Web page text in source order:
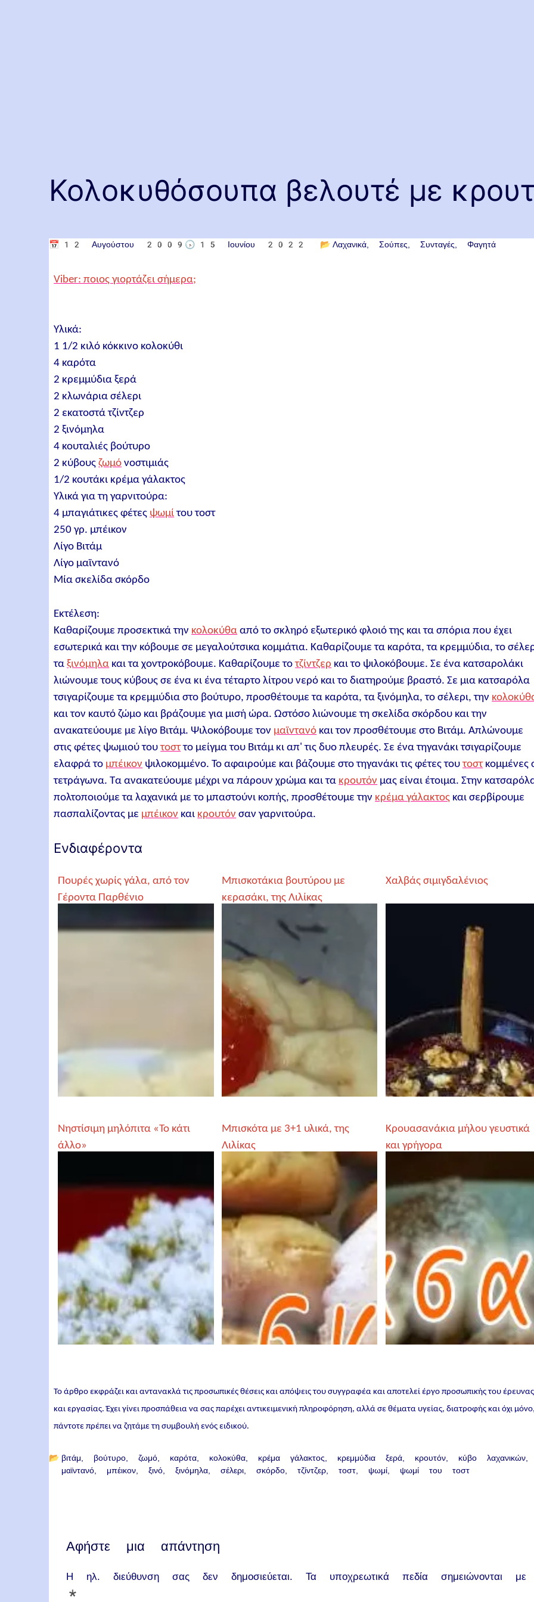
Κολοκυθόσουπα βελουτέ με
📅 12 Αυγούστου 2009 🕟 15 Ιουνίου 2022 📂 Λαχανικά Σούπες Συνταγές Φαγητά
Viber: ποιος γιορτάζει σήμερα;
Υλικά:
1 1/2 κιλό κόκκινο κολοκύθι
4 καρότα
2 κρεμμύδια ξερά
2 κλωνάρια σέλερι
2 εκατοστά τζίντζερ
2 ξινόμηλα
4 κουταλιές βούτυρο
2 κύβουςζωμό νοστιμιάς
1/2 κουτάκι κρέμα γάλακτος
Υλικά για τη γαρνιτούρα:
4 μπαγιάτικες φέτες ψωμίτου τοστ
250 γρ. μπέικον
Λίγο Βιτάμ
Λίγο μαϊντανό
Μία σκελίδα σκόρδο
Εκτέλεση:
Καθαρίζουμε προσεκτικά την κολοκύθα από το σκληρό εξωτερικό φλοιό της και τα σπόρια που έχει
εσωτερικά και την κόβουμε σε μεγαλούτσικα κομμάτια. Καθαρίζουμε τα καρότα, τα κρεμμύδια, το
ταξινόμηλα και τα χοντροκόβουμε. Καθαρίζουμε τοτζίντζερ και το ψιλοκόβουμε. Σε ένα κατσαρολάκι
λιώνουμε τους κύβους σε ένα κι ένα τέταρτο λίτρου νερό και το διατηρούμε βραστό. Σε μια κατσαρόλα
τσιγαρίζουμε τα κρεμμύδια στο βούτυρο, προσθέτουμε τα καρότα, τα ξινόμηλα, το σέλερι, την
και τον καυτό ζώμο και βράζουμε για μισή ώρα. Ωστόσο λιώνουμε τη σκελίδα σκόρδου και την
ανακατεύουμε με λίγο Βιτάμ. Ψιλοκόβουμε τον μαϊντανό και τον προσθέτουμε στο Βιτάμ. Απλώνουμε
στις φέτες ψωμιού τουτοσττο μείγμα του Βιτάμ κι απ' τις δυο πλευρές. Σε ένα τηγανάκι τσιγαρίζουμε
ελαφρά το μπέικον ψιλοκομμένο. Το αφαιρούμε και βάζουμε στο τηγανάκι τις φέτες τουτοστκομμένες
τετράγωνα. Τα ανακατεύουμε μέχρι να πάρουν χρώμα και τα κρουτόν μας είναι έτοιμα. Στην
πολτοποιούμε τα λαχανικά με το μπαστούνι κοπής, προσθέτουμε την κρέμα γάλακτος και σερβίρουμε
πασπαλίζοντας με μπέικον και κρουτόν σαν γαρνιτούρα.
Ενδιαφέροντα
Πουρές χωρίς γάλα, από τον
Γέροντα Παρθένιο
Μπισκοτάκια βουτύρου με
κερασάκι, της Λιλίκας
Χαλβάς σιμιγδαλένιος
Νηστίσιμη μηλόπιτα «Το κάτι
άλλο»
Μπισκότα με 3+1 υλικά, της
Λιλίκας
Κρουασανάκια μήλου γευστικά
και γρήγορα
Το άρθρο εκφράζει και αντανακλά τις προσωπικές θέσεις και απόψεις του συγγραφέα και αποτελεί έργο προσωπικής του έρευνας
και εργασίας. Έχει γίνει προσπάθεια να σας παρέχει αντικειμενική πληροφόρηση, αλλά σε θέματα υγείας, διατροφής και όχι
πάντοτε πρέπει να ζητάμε τη συμβουλή ενός ειδικού.
📂 βιτάμ βούτυρο ζωμό καρότα κολοκύθα κρέμα γάλακτος κρεμμύδια ξερά κρουτόν
κύβο λαχανικών
μαϊντανό
μπέικον ξινό ξινόμηλα σέλερι σκόρδο τζίντζερ τοστ ψωμί ψωμί του τοστ
Αφήστε μια απάντηση
Η ηλ. διεύθυνση σας δεν δημοσιεύεται.
Τα υποχρεωτικά πεδία σημειώνονται με
*